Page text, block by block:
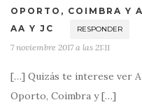
OPORTO, COIMBRA Y
AA Y JC
RESPONDER
7 noviembre 2017 a las 21:11
[…] Quizás te interese ver
Oporto, Coimbra y […]